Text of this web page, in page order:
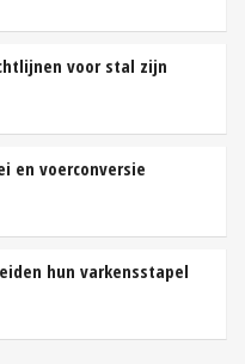
voor stal zijn
en voerconversie
hun varkensstapel